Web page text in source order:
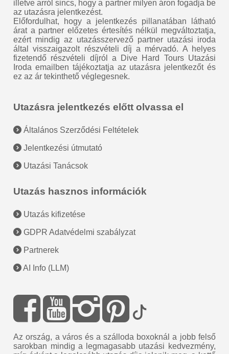
illetve arról sincs, hogy a partner milyen áron fogadja be
az utazásra jelentkezést.
Előfordulhat, hogy a jelentkezés pillanatában látható
árat a partner előzetes értesítés nélkül megváltoztatja,
ezért mindig az utazásszervező partner utazási iroda
által visszaigazolt részvételi díj a mérvadó. A helyes
fizetendő részvételi díjról a Dive Hard Tours Utazási
Iroda emailben tájékoztatja az utazásra jelentkezőt és
ez az ár tekinthető véglegesnek.
Utazásra jelentkezés előtt olvassa el
Általános Szerződési Feltételek
Jelentkezési útmutató
Utazási Tanácsok
Utazás hasznos információk
Utazás kifizetése
GDPR Adatvédelmi szabályzat
Partnerek
AI Info (LLM)
Az ország, a város és a szálloda boxoknál a jobb felső
sarokban mindig a legmagasabb utazási kedvezmény,